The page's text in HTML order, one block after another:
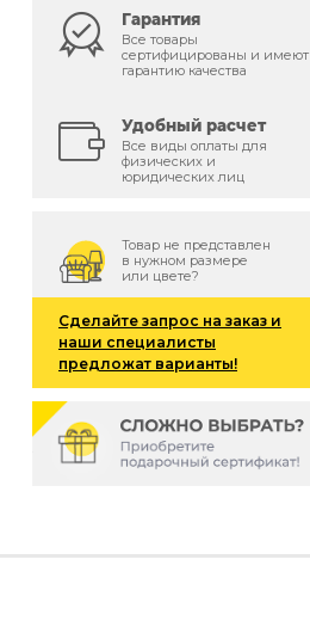
Гарантия
Все товары
сертифицированы и имеют
гарантию качества
Удобный расчет
Все виды оплаты для
физических и
юридических лиц
Товар не представлен
в нужном размере
или цвете?
Сделайте запрос на заказ и
наши специалисты
предложат варианты!